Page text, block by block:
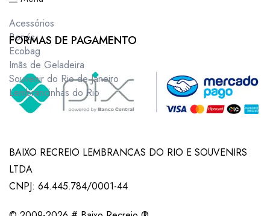
Acessórios
Bonés
Ecobag
Imãs de Geladeira
Souvenir do Rio de Janeiro
Lembrancinhas do Rio
FORMAS DE PAGAMENTO
BAIXO RECREIO LEMBRANCAS DO RIO E SOUVENIRS
LTDA
CNPJ: 64.445.784/0001-44